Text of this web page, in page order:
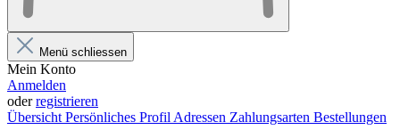
Menü schliessen
Mein Konto
Anmelden
oderregistrieren
Übersicht Persönliches Profil Adressen Zahlungsarten Bestellungen